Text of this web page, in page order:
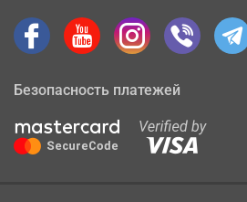
Безопасность платежей